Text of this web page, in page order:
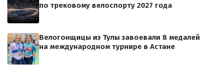
по трековому велоспорту 2027 года
Велогонщицы из Тулы завоевали 8 медалей
на международном турнире в Астане